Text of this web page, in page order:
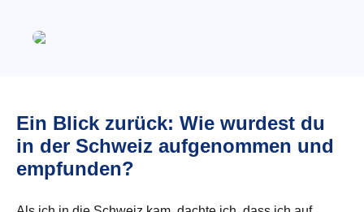
Ein Blick zurück: Wie wurdest du
in der Schweiz aufgenommen und
empfunden?